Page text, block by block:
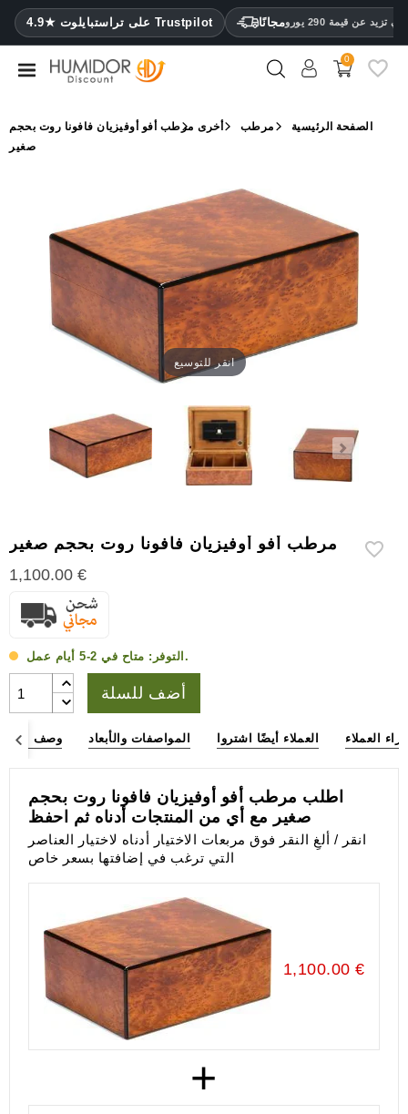
4.9★ على تراستبايلوت Trustpilot مجانًا عن قيمة 290 يورو CATEGORY
مرطب
ترطيب
إكسسوارات
0
الصفحة الرئيسية مرطب أخرى مرطب أفو أوفيزيان فافونا روت بحجم
صغير
انقر للتوسيع
مرطب أفو أوفيزيان فافونا روت بحجم صغير
1,100.00 €
التوفر: متاح في 2-5 أيام عمل.
أضف للسلة
وصف المواصفات والأبعاد العملاء أيضًا اشتروا آراء العملاء
اطلب مرطب أفو أوفيزيان فافونا روت بحجم
صغير مع أي من المنتجات أدناه ثم احفظ
انقر / ألغِ النقر فوق مربعات الاختيار أدناه لاختيار العناصر
التي ترغب في إضافتها بسعر خاص
1,100.00 €
+